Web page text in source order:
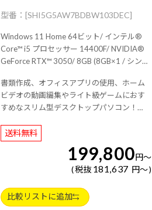
[SHI5G5AW7BDBW103DEC]
Windows 11 Home 64ビット/ インテル®
Core™ i5 プロセッサー 14400F/ NVIDIA®
GeForce RTX™ 3050/ 8GB (8GB×1 / シング
2.4Gbps )対応 IEEE 802.11 ax/ac/a/b/g/n準
拠 ＋ Bluetooth 5内蔵/ 3年間センドバック
修理保証・24時間×365日電話サポート/
書類作成、オフィスアプリの使用、ホーム
ビデオの動画編集やライト級ゲームにおす
すめなスリム型デスクトップパソコン！
送料無料
199,800円～
税抜 181,637 円～
比較リストに追加